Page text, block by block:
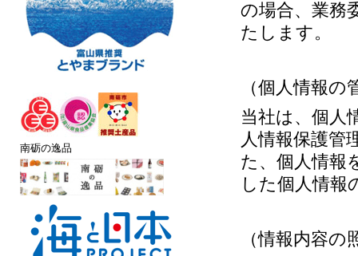
南砺の逸品
の場合、業務
たします。
（個人情報の
当社は、個人
人情報保護管
た、個人情報
した個人情報
（情報内容